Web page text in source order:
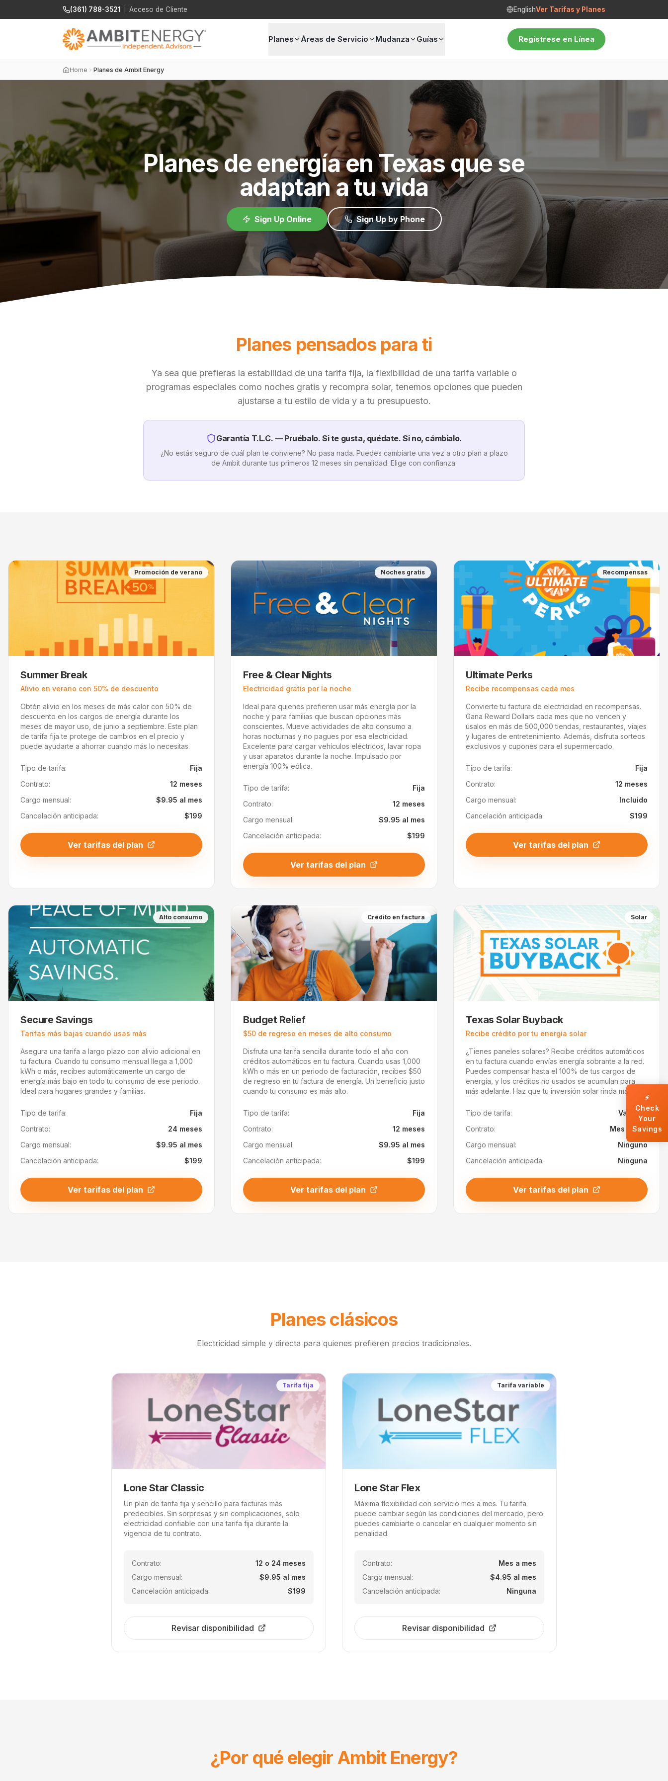
(361) 788-3521 Acceso de Cliente EnglishVer Tarifas y Planes
Planes Áreas de Servicio Mudanza Guías Regístrese en Línea
Home Planes de Ambit Energy
Planes de energía en Texas que se
adaptan a tu vida
Sign Up Online Sign Up by Phone
Planes pensados para ti
Ya sea que prefieras la estabilidad de una tarifa fija, la flexibilidad de una tarifa variable o
programas especiales como noches gratis y recompra solar, tenemos opciones que pueden
ajustarse a tu estilo de vida y a tu presupuesto.
Garantía T.L.C. — Pruébalo. Si te gusta, quédate. Si no, cámbialo.
¿No estás seguro de cuál plan te conviene? No pasa nada. Puedes cambiarte una vez a otro plan a plazo
de Ambit durante tus primeros 12 meses sin penalidad. Elige con confianza.
Promoción de verano
Summer Break
Alivio en verano con 50% de descuento
Obtén alivio en los meses de más calor con 50% de
descuento en los cargos de energía durante los
meses de mayor uso, de junio a septiembre. Este plan
de tarifa fija te protege de cambios en el precio y
puede ayudarte a ahorrar cuando más lo necesitas.
Tipo de tarifa:
Fija
Contrato:
12 meses
Cargo mensual:
$9.95 al mes
Cancelación anticipada:
$199
Ver tarifas del plan
Noches gratis
Free & Clear Nights
Electricidad gratis por la noche
Ideal para quienes prefieren usar más energía por la
noche y para familias que buscan opciones más
conscientes. Mueve actividades de alto consumo a
horas nocturnas y no pagues por esa electricidad.
Excelente para cargar vehículos eléctricos, lavar ropa
y usar aparatos durante la noche. Impulsado por
energía 100% eólica.
Tipo de tarifa:
Fija
Contrato:
12 meses
Cargo mensual:
$9.95 al mes
Cancelación anticipada:
$199
Ver tarifas del plan
Recompensas
Ultimate Perks
Recibe recompensas cada mes
Convierte tu factura de electricidad en recompensas.
Gana Reward Dollars cada mes que no vencen y
úsalos en más de 500,000 tiendas, restaurantes, viajes
y lugares de entretenimiento. Además, disfruta sorteos
exclusivos y cupones para el supermercado.
Tipo de tarifa:
Fija
Contrato:
12 meses
Cargo mensual:
Incluido
Cancelación anticipada:
$199
Ver tarifas del plan
Alto consumo
Secure Savings
Tarifas más bajas cuando usas más
Asegura una tarifa a largo plazo con alivio adicional en
tu factura. Cuando tu consumo mensual llega a 1,000
kWh o más, recibes automáticamente un cargo de
energía más bajo en todo tu consumo de ese periodo.
Ideal para hogares grandes y familias.
Tipo de tarifa:
Fija
Contrato:
24 meses
Cargo mensual:
$9.95 al mes
Cancelación anticipada:
$199
Ver tarifas del plan
Crédito en factura
Budget Relief
$50 de regreso en meses de alto consumo
Disfruta una tarifa sencilla durante todo el año con
créditos automáticos en tu factura. Cuando usas 1,000
kWh o más en un periodo de facturación, recibes $50
de regreso en tu factura de energía. Un beneficio justo
cuando tu consumo es más alto.
Tipo de tarifa:
Fija
Contrato:
12 meses
Cargo mensual:
$9.95 al mes
Cancelación anticipada:
$199
Ver tarifas del plan
Solar
Texas Solar Buyback
Recibe crédito por tu energía solar
¿Tienes paneles solares? Recibe créditos automáticos
en tu factura cuando envías energía sobrante a la red.
Puedes compensar hasta el 100% de tus cargos de
energía, y los créditos no usados se acumulan para
más adelante. Haz que tu inversión solar rinda más.
Tipo de tarifa:
Variable
Contrato:
Mes a mes
Cargo mensual:
Ninguno
Cancelación anticipada:
Ninguna
Ver tarifas del plan
Planes clásicos
Electricidad simple y directa para quienes prefieren precios tradicionales.
Tarifa fija
Lone Star Classic
Un plan de tarifa fija y sencillo para facturas más
predecibles. Sin sorpresas y sin complicaciones, solo
electricidad confiable con una tarifa fija durante la
vigencia de tu contrato.
Contrato:
12 o 24 meses
Cargo mensual:
$9.95 al mes
Cancelación anticipada:
$199
Revisar disponibilidad
Tarifa variable
Lone Star Flex
Máxima flexibilidad con servicio mes a mes. Tu tarifa
puede cambiar según las condiciones del mercado, pero
puedes cambiarte o cancelar en cualquier momento sin
penalidad.
Contrato:
Mes a mes
Cargo mensual:
$4.95 al mes
Cancelación anticipada:
Ninguna
Revisar disponibilidad
¿Por qué elegir Ambit Energy?
⚡
Check
Your
Savings